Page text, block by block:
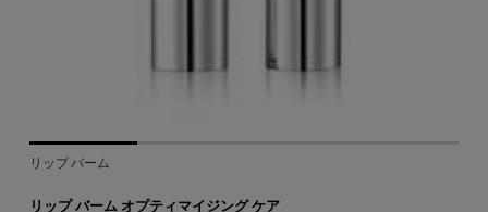
リップ バーム
リップ バーム オプティマイジング ケア